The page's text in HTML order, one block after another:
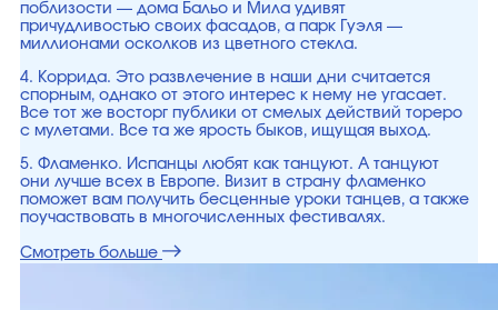
поблизости — дома Бальо и Мила удивят
причудливостью своих фасадов, а парк Гуэля —
миллионами осколков из цветного стекла.
4. Коррида. Это развлечение в наши дни считается
спорным, однако от этого интерес к нему не угасает.
Все тот же восторг публики от смелых действий тореро
с мулетами. Все та же ярость быков, ищущая выход.
5. Фламенко. Испанцы любят как танцуют. А танцуют
они лучше всех в Европе. Визит в страну фламенко
поможет вам получить бесценные уроки танцев, а также
поучаствовать в многочисленных фестивалях.
Смотреть больше